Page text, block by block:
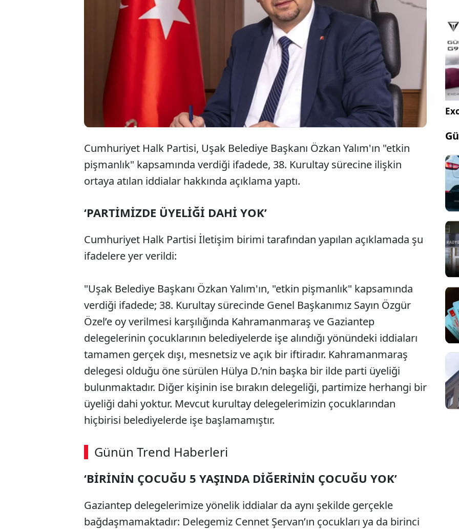
CHP, Uşak Belediye Başkanı Özkan Yalım'ın "etkin pişmanlık"
kapsamında verdiği ifadede yer alan kurultay iddialarını yalanladı.
Yapılan açıklamada, "Özel'e oy verilmesi karşılığında çocukları işe
alındı" denilen delegelerden birinin çocuğunun olmadığı, diğerinin
çocuğunun ise o tarihlerde 5 yaşında olduğu belirtildi.
Cumhuriyet Halk Partisi, Uşak Belediye Başkanı Özkan Yalım'ın "etkin
pişmanlık" kapsamında verdiği ifadede, 38. Kurultay sürecine ilişkin
ortaya atılan iddialar hakkında açıklama yaptı.
‘PARTİMİZDE ÜYELİĞİ DAHİ YOK’
Cumhuriyet Halk Partisi İletişim birimi tarafından yapılan açıklamada şu
ifadelere yer verildi:
"Uşak Belediye Başkanı Özkan Yalım'ın, "etkin pişmanlık" kapsamında
verdiği ifadede; 38. Kurultay sürecinde Genel Başkanımız Sayın Özgür
Özel’e oy verilmesi karşılığında Kahramanmaraş ve Gaziantep
delegelerinin çocuklarının belediyelerde işe alındığı yönündeki iddiaları
tamamen gerçek dışı, mesnetsiz ve açık bir iftiradır. Kahramanmaraş
delegesi olduğu öne sürülen Hülya D.’nin başka bir ilde parti üyeliği
bulunmaktadır. Diğer kişinin ise bırakın delegeliği, partimize herhangi bir
üyeliği dahi yoktur. Mevcut kurultay delegelerimizin çocuklarından
hiçbirisi belediyelerde işe başlamamıştır.
Günün Trend Haberleri
‘BİRİNİN ÇOCUĞU 5 YAŞINDA DİĞERİNİN ÇOCUĞU YOK’
Gaziantep delegelerimize yönelik iddialar da aynı şekilde gerçekle
bağdaşmamaktadır: Delegemiz Cennet Şervan’ın çocukları ya da birinci